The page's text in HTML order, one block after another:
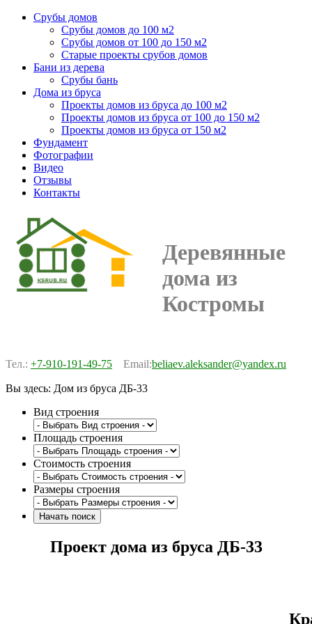
Срубы домов
Срубы домов до 100 м2
Срубы домов от 100 до 150 м2
Старые проекты срубов домов
Бани из дерева
Срубы бань
Дома из бруса
Проекты домов из бруса до 100 м2
Проекты домов из бруса от 100 до 150 м2
Проекты домов из бруса от 150 м2
Фундамент
Фотографии
Видео
Отзывы
Контакты
Деревянные
дома из
Костромы
Тел.: +7-910-191-49-75 Email:beliaev.aleksander@yandex.ru
Вы здесь: Дом из бруса ДБ-33
Вид строения
Площадь строения
Стоимость строения
Размеры строения
Проект дома из бруса ДБ-33